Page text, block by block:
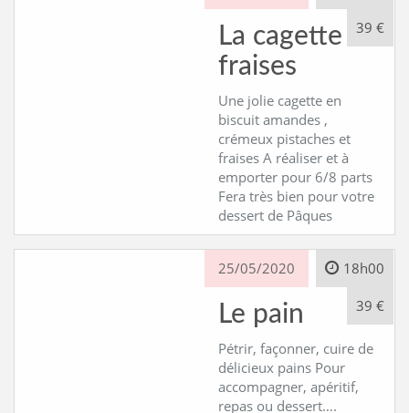
39 €
La cagette de
fraises
Une jolie cagette en
biscuit amandes ,
crémeux pistaches et
fraises A réaliser et à
emporter pour 6/8 parts
Fera très bien pour votre
dessert de Pâques
25/05/2020 18h00
39 €
Le pain
Pétrir, façonner, cuire de
délicieux pains Pour
accompagner, apéritif,
repas ou dessert….